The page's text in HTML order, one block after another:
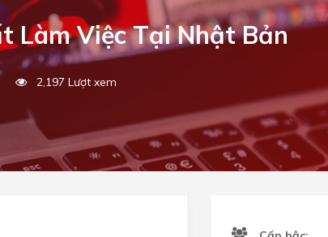
Làm Việc Tại Nhật Bản
2,197 Lượt xem